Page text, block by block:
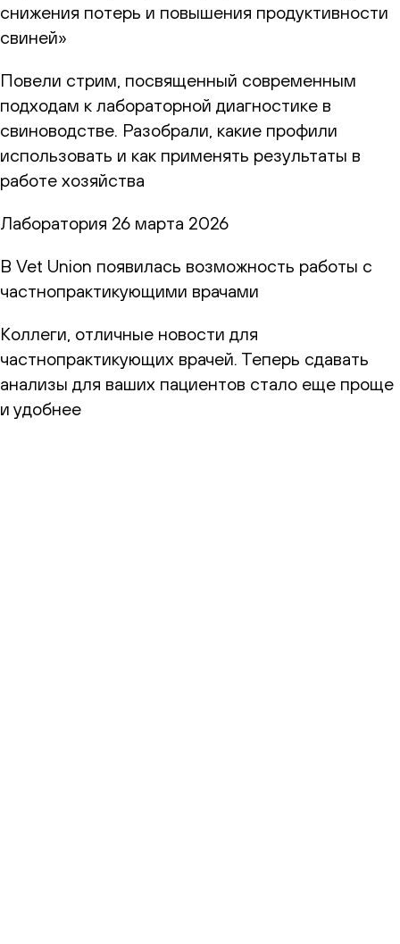
снижения потерь и повышения продуктивности
свиней»
Повели стрим, посвященный современным
подходам к лабораторной диагностике в
свиноводстве. Разобрали, какие профили
использовать и как применять результаты в
работе хозяйства
Лаборатория 26 марта 2026
В Vet Union появилась возможность работы с
частнопрактикующими врачами
Коллеги, отличные новости для
частнопрактикующих врачей. Теперь сдавать
анализы для ваших пациентов стало еще проще
и удобнее